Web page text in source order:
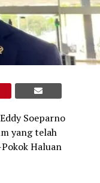
Soeparno
yang telah
Haluan